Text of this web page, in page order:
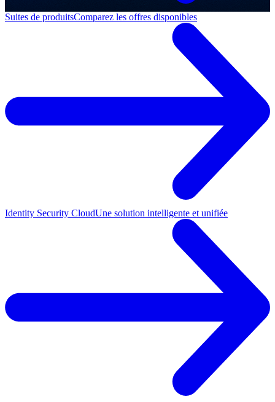
Suites de produitsComparez les offres disponibles
Identity Security CloudUne solution intelligente et unifiée